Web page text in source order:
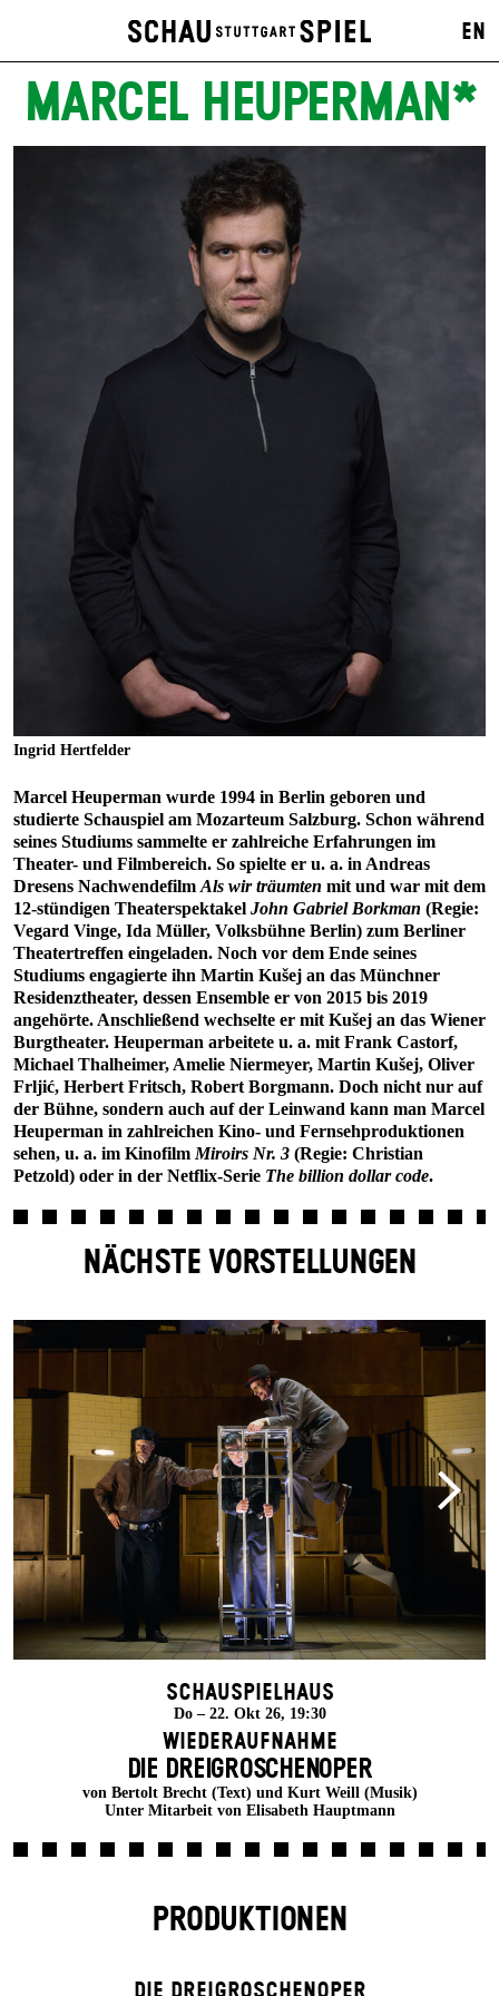
EN
MARCEL HEUPERMAN*
Ingrid Hertfelder
Marcel Heuperman wurde 1994 in Berlin geboren und
studierte Schauspiel am Mozarteum Salzburg. Schon während
seines Studiums sammelte er zahlreiche Erfahrungen im
Theater- und Filmbereich. So spielte er u. a. in Andreas
Dresens Nachwendefilm Als wir träumten mit und war mit dem
12-stündigen Theaterspektakel John Gabriel Borkman (Regie:
Vegard Vinge, Ida Müller, Volksbühne Berlin) zum Berliner
Theatertreffen eingeladen. Noch vor dem Ende seines
Studiums engagierte ihn Martin Kušej an das Münchner
Residenztheater, dessen Ensemble er von 2015 bis 2019
angehörte. Anschließend wechselte er mit Kušej an das Wiener
Burgtheater. Heuperman arbeitete u. a. mit Frank Castorf,
Michael Thalheimer, Amelie Niermeyer, Martin Kušej, Oliver
Frljić, Herbert Fritsch, Robert Borgmann. Doch nicht nur auf
der Bühne, sondern auch auf der Leinwand kann man Marcel
Heuperman in zahlreichen Kino- und Fernsehproduktionen
sehen, u. a. im Kinofilm Miroirs Nr. 3 (Regie: Christian
Petzold) oder in der Netflix-Serie The billion dollar code.
NÄCHSTE VORSTELLUNGEN
Schauspielhaus
Do – 22. Okt 26, 19:30
Wiederaufnahme
DIE DREI­GROSCHEN­OPER
von Bertolt Brecht (Text) und Kurt Weill (Musik)
Unter Mitarbeit von Elisabeth Hauptmann
PRODUKTIONEN